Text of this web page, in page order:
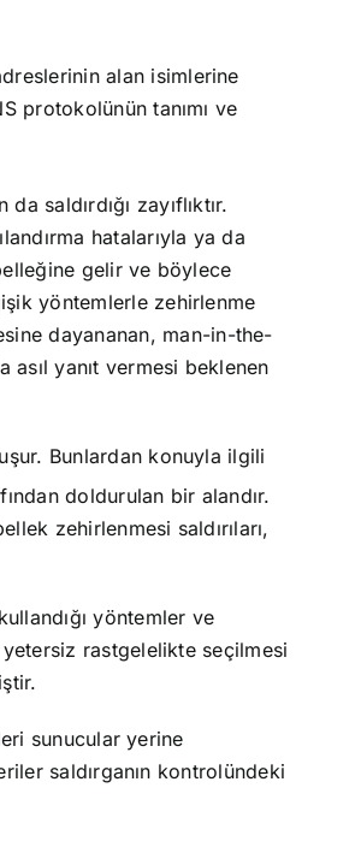
alan isimlerine
protokolünün tanımı ve
saldırdığı zayıflıktır.
hatalarıyla ya da
gelir ve böylece
yöntemlerle zehirlenme
dayananan, man-in-the-
asıl yanıt vermesi beklenen
Bunlardan konuyla ilgili
doldurulan bir alandır.
zehirlenmesi saldırıları,
yöntemler ve
yetersiz rastgelelikte seçilmesi
sunucular yerine
saldırganın kontrolündeki